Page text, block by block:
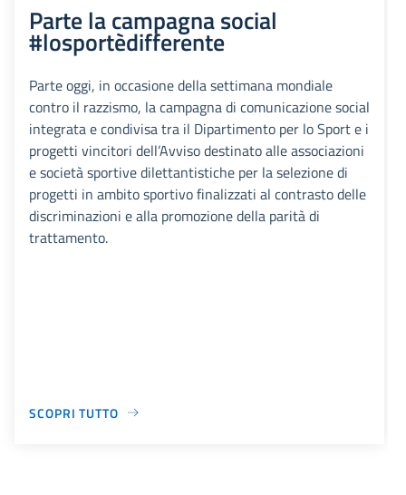
Parte la campagna social
#losportèdifferente
Parte oggi, in occasione della settimana mondiale
contro il razzismo, la campagna di comunicazione social
integrata e condivisa tra il Dipartimento per lo Sport e i
progetti vincitori dell’Avviso destinato alle associazioni
e società sportive dilettantistiche per la selezione di
progetti in ambito sportivo finalizzati al contrasto delle
discriminazioni e alla promozione della parità di
trattamento.
SCOPRI TUTTO